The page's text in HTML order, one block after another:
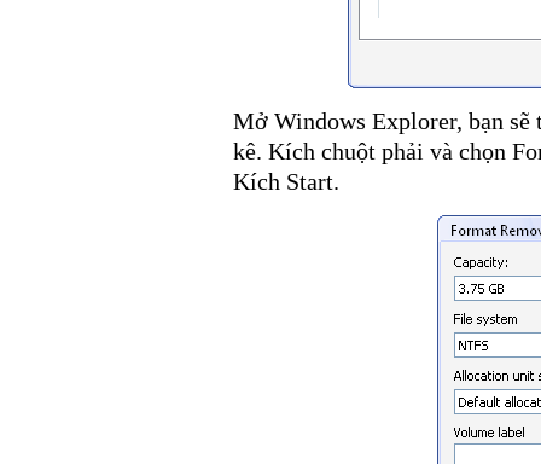
Mở Windows Explorer, bạn
kê. Kích chuột phải và chọn
Kích Start.